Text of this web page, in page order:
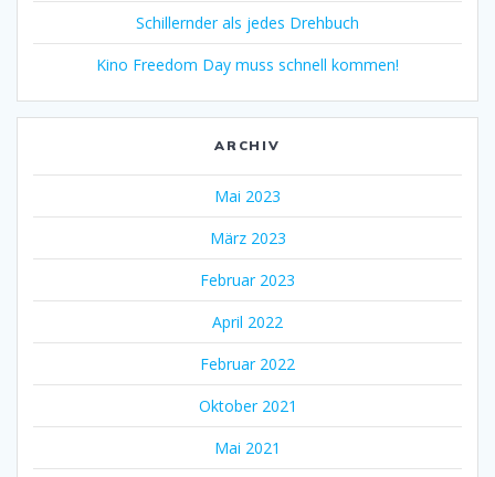
Schillernder als jedes Drehbuch
Kino Freedom Day muss schnell kommen!
ARCHIV
Mai 2023
März 2023
Februar 2023
April 2022
Februar 2022
Oktober 2021
Mai 2021